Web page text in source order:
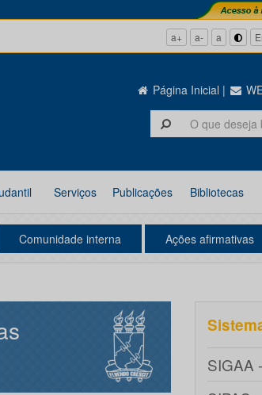
a+ a- a
Página Inicial |
Serviços Publicações Bibliotecas
Comunidade interna Ações afirmativas
SIGAA